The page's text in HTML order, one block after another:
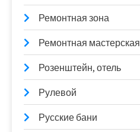
Ремонтная зона
Ремонтная мастерская
Розенштейн, отель
Рулевой
Русские бани